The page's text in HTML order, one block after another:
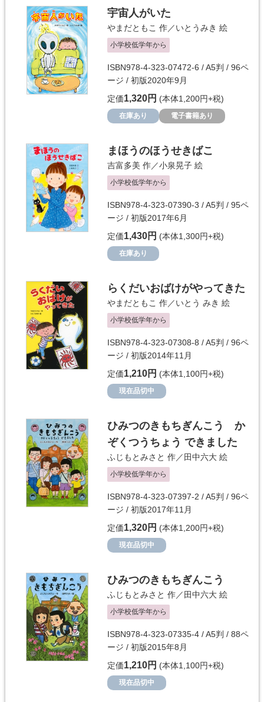
宇宙人がいた
やまだともこ 作／いとうみき 絵
小学校低学年から
ISBN978-4-323-07472-6 / A5判 / 96ペ
ージ / 初版2020年9月
定価1,320円 (本体1,200円+税)
在庫あり 電子書籍あり
まほうのほうせきばこ
吉富多美 作／小泉晃子 絵
小学校低学年から
ISBN978-4-323-07390-3 / A5判 / 95ペ
ージ / 初版2017年6月
定価1,430円 (本体1,300円+税)
在庫あり
らくだいおばけがやってきた
やまだともこ 作／いとう みき 絵
小学校低学年から
ISBN978-4-323-07308-8 / A5判 / 96ペ
ージ / 初版2014年11月
定価1,210円 (本体1,100円+税)
現在品切中
ひみつのきもちぎんこう か
ぞくつうちょう できました
ふじもとみさと 作／ 田中六大 絵
小学校低学年から
ISBN978-4-323-07397-2 / A5判 / 96ペ
ージ / 初版2017年11月
定価1,320円 (本体1,200円+税)
現在品切中
ひみつのきもちぎんこう
ふじもとみさと 作／ 田中六大 絵
小学校低学年から
ISBN978-4-323-07335-4 / A5判 / 88ペ
ージ / 初版2015年8月
定価1,210円 (本体1,100円+税)
現在品切中